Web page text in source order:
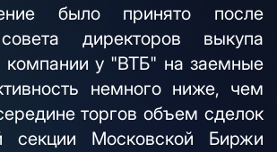
было принято после
директоров выкупа
компании у "ВТБ" на заемные
немного ниже, чем
торгов объем сделок
секции Московской Биржи